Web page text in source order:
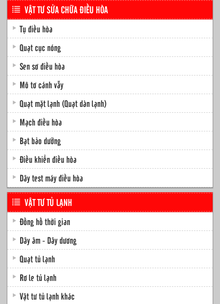
VẬT TƯ SỬA CHỮA ĐIỀU HÒA
Tụ điều hòa
Quạt cục nóng
Sen sơ điều hòa
Mô tơ cánh vẫy
Quạt mặt lạnh (Quạt dàn lạnh)
Mạch điều hòa
Bạt bảo dưỡng
Điều khiển điều hòa
Dây test máy điều hòa
VẬT TƯ TỦ LẠNH
Đồng hồ thời gian
Dây âm - Dây dương
Quạt tủ lạnh
Rơ le tủ lạnh
Vật tư tủ lạnh khác